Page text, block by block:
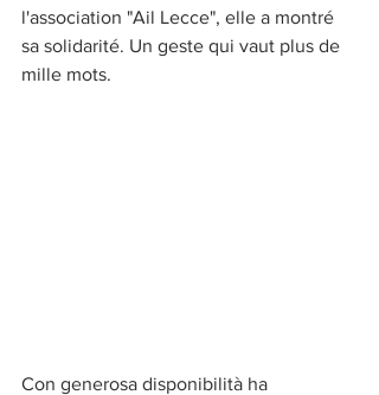
l'association "Ail Lecce", elle a montré
sa solidarité. Un geste qui vaut plus de
mille mots.
Con generosa disponibilità ha